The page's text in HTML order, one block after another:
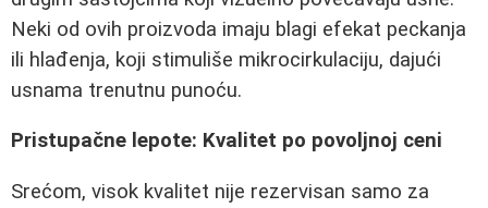
Neki od ovih proizvoda imaju blagi efekat peckanja
ili hlađenja, koji stimuliše mikrocirkulaciju, dajući
usnama trenutnu punoću.
Pristupačne lepote: Kvalitet po povoljnoj ceni
Srećom, visok kvalitet nije rezervisan samo za